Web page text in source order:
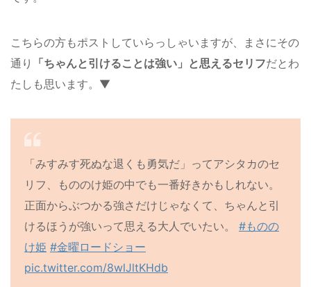
こちらの方もポストしていらっしゃいますが、まさにその
通り
「ちゃんと引けることは強い」と思えるセリフだとわ
たしも思います。▼
「みすみす死ぬな退くも勇気だ」ってアシタカのセ
リフ、もののけ姫の中でも一番好きかもしれない。
正面からぶつかる強さだけじゃなくて、ちゃんと引
けるほうが強いって思える大人でいたい。 #ものの
け姫 #金曜ロードショー
pic.twitter.com/8wlJltKHdb